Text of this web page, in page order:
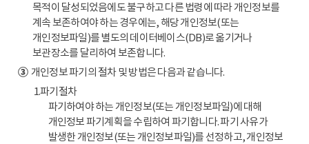
목적이 달성되었음에도 불구하고 다른 법령에 따라 개인정보를
계속 보존하여야 하는 경우에는, 해당 개인정보(또는
개인정보파일)를 별도의 데이터베이스(DB)로 옮기거나
보관장소를 달리하여 보존합니다.
③개인정보 파기의 절차 및 방법은 다음과 같습니다.
1.파기절차
파기하여야 하는 개인정보(또는 개인정보파일)에 대해
개인정보 파기계획을 수립하여 파기합니다. 파기 사유가
발생한 개인정보(또는 개인정보파일)를 선정하고, 개인정보